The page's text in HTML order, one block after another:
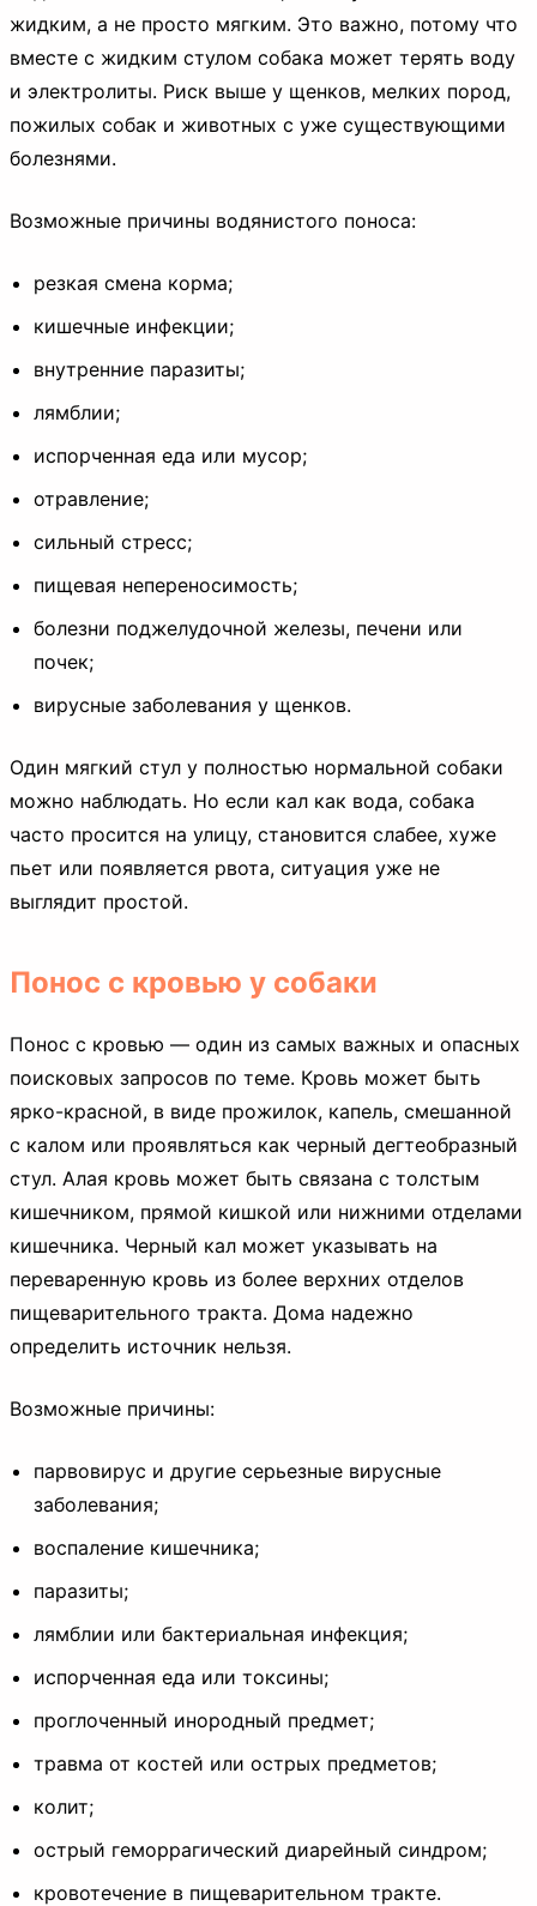
жидким, а не просто мягким. Это важно, потому что
вместе с жидким стулом собака может терять воду
и электролиты. Риск выше у щенков, мелких пород,
пожилых собак и животных с уже существующими
болезнями.
Возможные причины водянистого поноса:
резкая смена корма;
кишечные инфекции;
внутренние паразиты;
лямблии;
испорченная еда или мусор;
отравление;
сильный стресс;
пищевая непереносимость;
болезни поджелудочной железы, печени или
почек;
вирусные заболевания у щенков.
Один мягкий стул у полностью нормальной собаки
можно наблюдать. Но если кал как вода, собака
часто просится на улицу, становится слабее, хуже
пьет или появляется рвота, ситуация уже не
выглядит простой.
Понос с кровью у собаки
Понос с кровью — один из самых важных и опасных
поисковых запросов по теме. Кровь может быть
ярко-красной, в виде прожилок, капель, смешанной
с калом или проявляться как черный дегтеобразный
стул. Алая кровь может быть связана с толстым
кишечником, прямой кишкой или нижними отделами
кишечника. Черный кал может указывать на
переваренную кровь из более верхних отделов
пищеварительного тракта. Дома надежно
определить источник нельзя.
Возможные причины:
парвовирус и другие серьезные вирусные
заболевания;
воспаление кишечника;
паразиты;
лямблии или бактериальная инфекция;
испорченная еда или токсины;
проглоченный инородный предмет;
травма от костей или острых предметов;
колит;
острый геморрагический диарейный синдром;
кровотечение в пищеварительном тракте.